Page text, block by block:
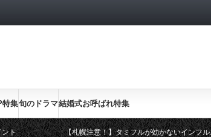
特集旬のドラマ結婚式お呼ばれ特集
ント
【札幌注意！】タミフルが効かないインフ